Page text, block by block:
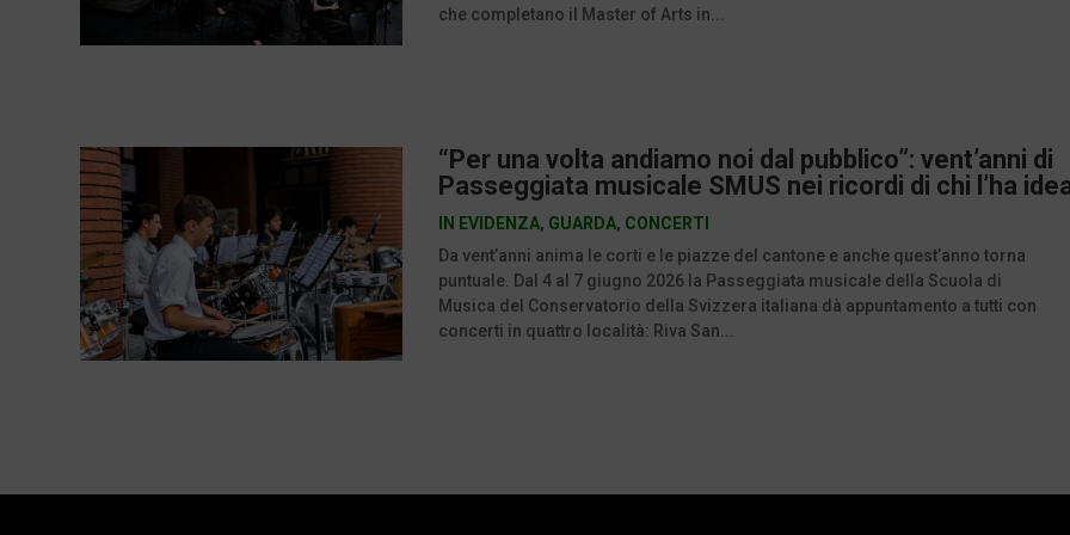
che completano il Master of Arts in...
“Per una volta andiamo noi dal pubblico”: vent’anni di
Passeggiata musicale SMUS nei ricordi di chi l’ha
IN EVIDENZA, GUARDA, CONCERTI
Da vent’anni anima le corti e le piazze del cantone e anche quest’anno torna
puntuale. Dal 4 al 7 giugno 2026 la Passeggiata musicale della Scuola di
Musica del Conservatorio della Svizzera italiana dà appuntamento a tutti con
concerti in quattro località: Riva San...